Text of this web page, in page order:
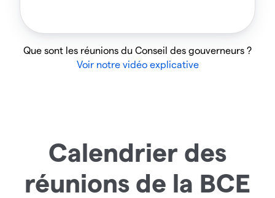
Que sont les réunions du Conseil des gouverneurs ?
Voir notre vidéo explicative
Calendrier des
réunions de la BCE